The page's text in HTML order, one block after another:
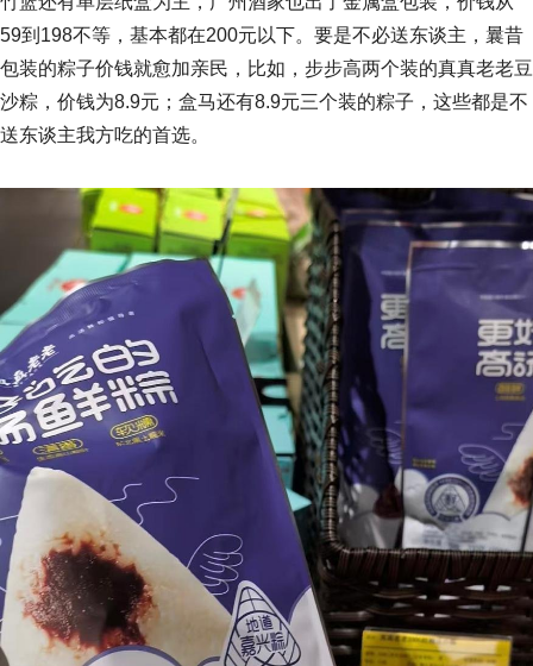
59到198不等，基本都在200元以下。要是不必送东谈主，曩昔
包装的粽子价钱就愈加亲民，比如，步步高两个装的真真老老豆
沙粽，价钱为8.9元；盒马还有8.9元三个装的粽子，这些都是不
送东谈主我方吃的首选。